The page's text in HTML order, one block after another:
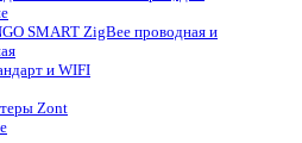
SMART ZigBee проводная и
и WIFI
Zont